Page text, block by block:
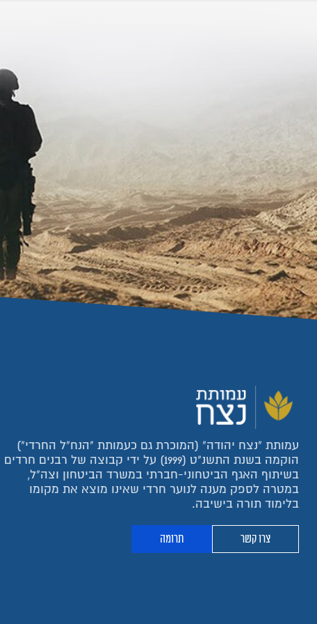
עמותת "נצח יהודה" (המוכרת גם כעמותת "הנח"ל החרדי")
הוקמה בשנת התשנ"ט (1999) על ידי קבוצה של רבנים חרדים
בשיתוף האגף הביטחוני-חברתי במשרד הביטחון וצה"ל,
במטרה לספק מענה לנוער חרדי שאינו מוצא את מקומו
בלימוד תורה בישיבה.
צרו קשר תרומה